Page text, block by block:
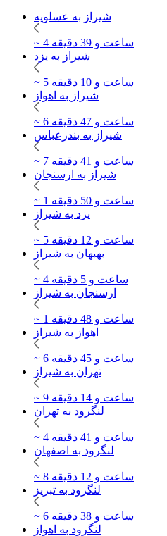
شیراز به عسلویه
~ 4 ساعت و 39 دقیقه
شیراز به یزد
~ 5 ساعت و 10 دقیقه
شیراز به اهواز
~ 6 ساعت و 47 دقیقه
شیراز به بندرعباس
~ 7 ساعت و 41 دقیقه
شیراز به ارسنجان
~ 1 ساعت و 50 دقیقه
یزد به شیراز
~ 5 ساعت و 12 دقیقه
بهبهان به شیراز
~ 4 ساعت و 5 دقیقه
ارسنجان به شیراز
~ 1 ساعت و 48 دقیقه
اهواز به شیراز
~ 6 ساعت و 45 دقیقه
تهران به شیراز
~ 9 ساعت و 14 دقیقه
لنگرود به تهران
~ 4 ساعت و 41 دقیقه
لنگرود به اصفهان
~ 8 ساعت و 12 دقیقه
لنگرود به تبریز
~ 6 ساعت و 38 دقیقه
لنگرود به اهواز